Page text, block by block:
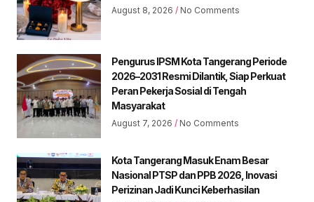
August 8, 2026 No Comments
Pengurus IPSM Kota Tangerang Periode
2026–2031 Resmi Dilantik, Siap Perkuat
Peran Pekerja Sosial di Tengah
Masyarakat
August 7, 2026 No Comments
Kota Tangerang Masuk Enam Besar
Nasional PTSP dan PPB 2026, Inovasi
Perizinan Jadi Kunci Keberhasilan